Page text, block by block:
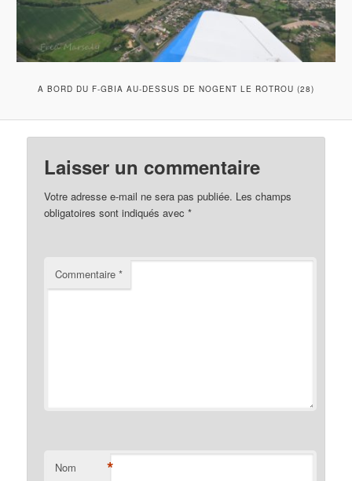
A BORD DU F-GBIA AU-DESSUS DE NOGENT LE ROTROU (28)
Laisser un commentaire
Votre adresse e-mail ne sera pas publiée. Les champs
obligatoires sont indiqués avec*
Commentaire*
Nom *